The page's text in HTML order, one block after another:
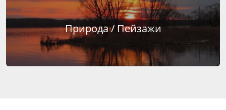
Природа / Пейзажи